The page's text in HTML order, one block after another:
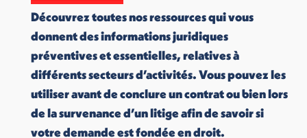
Découvrez toutes nos ressources qui vous
donnent des informations juridiques
préventives et essentielles, relatives à
différents secteurs d’activités. Vous pouvez les
utiliser avant de conclure un contrat ou bien lors
de la survenance d’un litige afin de savoir si
votre demande est fondée en droit.